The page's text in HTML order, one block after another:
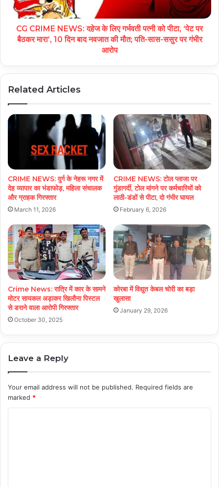
CG CRIME NEWS: दहेज के लिए गर्भवती पत्नी को पीटा, ‘पेट पर
बैठकर मारा’, 10 दिन बाद नवजात की मौत; पति-सास-ससुर पर गंभीर
आरोप
Related Articles
CRIME NEWS: दुर्ग के नेहरू नगर में
देह व्यापार का भंडाफोड़, महिला संचालक
और ग्राहक गिरफ्तार
March 11, 2026
CRIME NEWS: टोल प्लाजा पर
गुंडागर्दी, टोल मांगने पर कर्मचारियों को
लाठी-डंडों से पीटा, दो गंभीर घायल
February 6, 2026
Crime News: रात्रि में कार के सामने
मोटर सायकल अड़ाकर खिलौना पिस्टल
से डराने वाला आरोपी गिरफ्तार
October 30, 2025
कोरबा में विद्युत केबल चोरी का बड़ा
खुलासा
January 29, 2026
Leave a Reply
Your email address will not be published. Required fields are
marked *